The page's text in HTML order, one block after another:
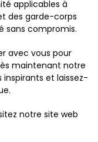
applicables à
des garde-corps
sans compromis.
avec vous pour
maintenant notre
et laissez-
notre site web